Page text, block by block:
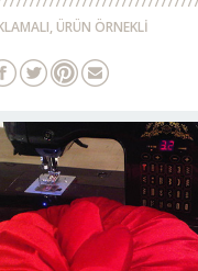
ÜRÜN ÖRNEKLİ